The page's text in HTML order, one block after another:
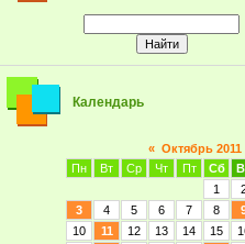
Календарь
« Октябрь 2011
Пн
Вт Ср Чт Пт Сб
1
3
4 5 6 7 8
10
11 12 13 14 15